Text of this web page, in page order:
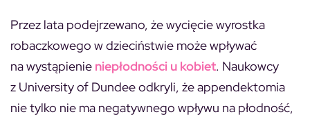
Przez lata podejrzewano, że wycięcie wyrostka
robaczkowego w dzieciństwie może wpływać
na wystąpienie niepłodności u kobiet. Naukowcy
z University of Dundee odkryli, że appendektomia
nie tylko nie ma negatywnego wpływu na płodność,